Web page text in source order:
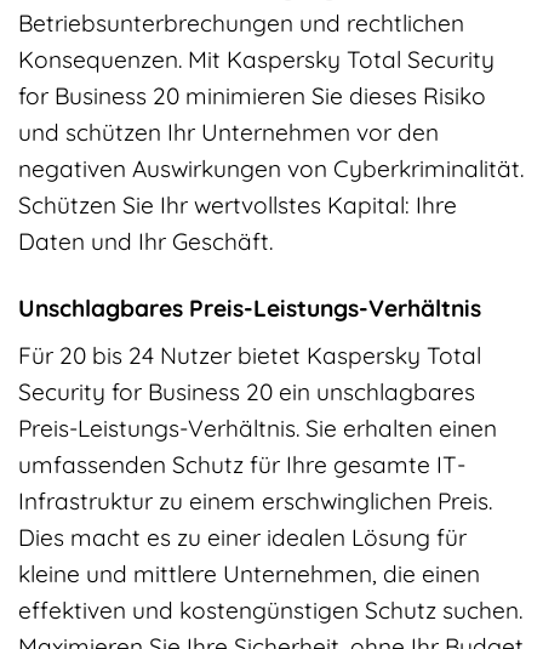
Betriebsunterbrechungen und rechtlichen
Konsequenzen. Mit Kaspersky Total Security
for Business 20 minimieren Sie dieses Risiko
und schützen Ihr Unternehmen vor den
negativen Auswirkungen von Cyberkriminalität.
Schützen Sie Ihr wertvollstes Kapital: Ihre
Daten und Ihr Geschäft.
Unschlagbares Preis-Leistungs-Verhältnis
Für 20 bis 24 Nutzer bietet Kaspersky Total
Security for Business 20 ein unschlagbares
Preis-Leistungs-Verhältnis. Sie erhalten einen
umfassenden Schutz für Ihre gesamte IT-
Infrastruktur zu einem erschwinglichen Preis.
Dies macht es zu einer idealen Lösung für
kleine und mittlere Unternehmen, die einen
effektiven und kostengünstigen Schutz suchen.